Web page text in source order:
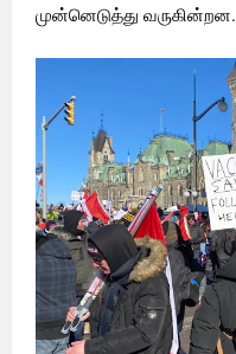
முன்னெடுத்து வருகின்றன.